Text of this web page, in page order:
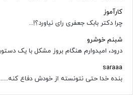
کارآموز
چرا دکتر بابک جعفری رای نیاورد؟!...
شبنم خوشرو
درود، امیدوارم هنگام بروز مشکل با یک
saraaa
بنده خدا حتی نتونسته از خودش دفاع کنه......